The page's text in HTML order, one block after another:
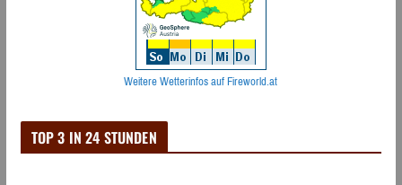
Weitere Wetterinfos auf Fireworld.at
TOP 3 IN 24 STUNDEN